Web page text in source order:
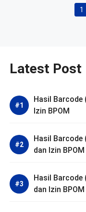
1
Latest Post
Hasil Barcode
Izin BPOM
Hasil Barcode
dan Izin BPOM
Hasil Barcode
dan Izin BPOM